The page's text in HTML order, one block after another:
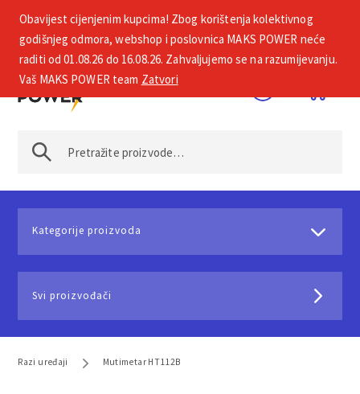
+385 1 2002 575
Kategorije proizvoda
Svi proizvođači
Razi uređaji Mutimetar HT112B
Obavijest cijenjenim kupcima! Zbog korištenja kolektivnog
godišnjeg odmora, webshop i poslovnica MAKS POWER neće
raditi od 01.08.26 do 16.08.26. Zahvaljujemo se na razumijevanju.
Vaš MAKS POWER team Zatvori